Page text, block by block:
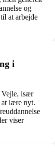
og
at arbejde
i
Vejle, især
at lære nyt.
viser